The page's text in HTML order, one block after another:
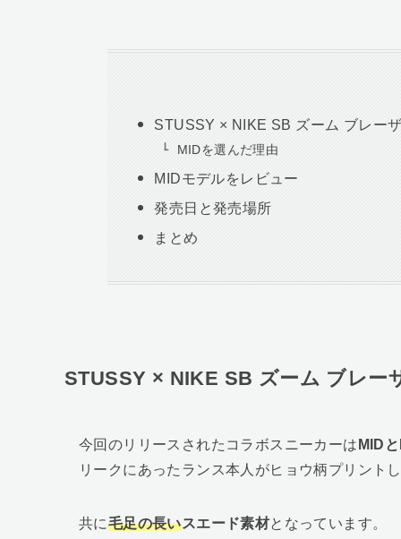
STUSSY × NIKE SB ズーム ブレー
MIDを選んだ理由
MIDモデルをレビュー
発売日と発売場所
まとめ
STUSSY × NIKE SB ズーム ブレー
今回のリリースされたコラボスニーカーは MID
リークにあったランス本人がヒョウ柄プリント
共に毛足の長いスエード素材となっています。